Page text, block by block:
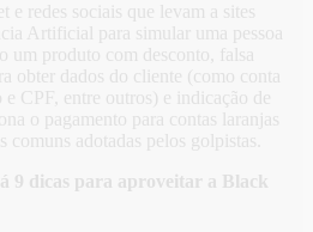
e redes sociais que levam a sites
Artificial para simular uma pessoa
um produto com desconto, falsa
obter dados do cliente (como conta
e CPF, entre outros) e indicação de
o pagamento para contas laranjas
comuns adotadas pelos golpistas.
9 dicas para aproveitar a Black